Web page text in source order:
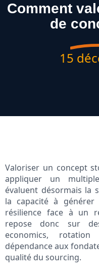
Comment
de
15
Valoriser un concept
appliquer un
évaluent désormais la
la capacité à
résilience face à un
repose donc sur
economics,
dépendance aux
qualité du sourcing.